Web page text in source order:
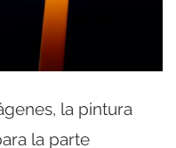
la pintura
la parte